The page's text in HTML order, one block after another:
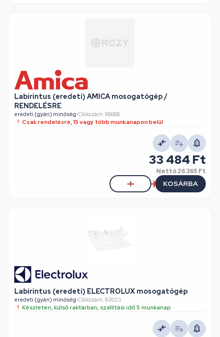
Labirintus (eredeti) AMICA mosogatógép /
RENDELÉSRE
eredeti (gyári) minőség•Cikkszám: 88688
Csak rendelésre, 15 vagy több munkanapon belül
33 484 Ft
Nettó26 365 Ft
KOSÁRBA
Labirintus (eredeti) ELECTROLUX mosogatógép
eredeti (gyári) minőség•Cikkszám: 83023
Készleten, külső raktárban, szállítási idő 5 munkanap